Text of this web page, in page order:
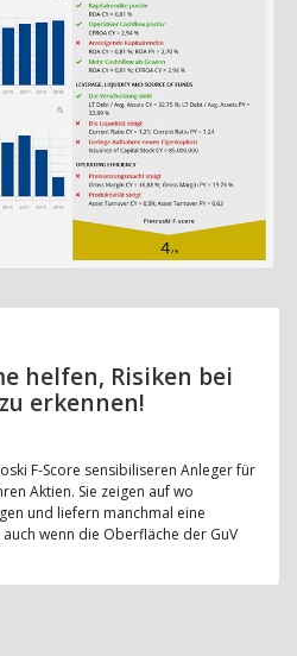
helfen, Risiken bei
erkennen!
F-Score sensibiliseren Anleger für
Aktien. Sie zeigen auf wo
und liefern manchmal eine
wenn die Oberfläche der GuV